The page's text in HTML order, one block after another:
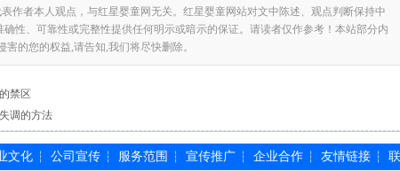
作者本人观点，与红星婴童网无关。红星婴童网站对文中陈述、观点判断保持中
确性、可靠性或完整性提供任何明示或暗示的保证。请读者仅作参考！本站部分内
害的您的权益,请告知,我们将尽快删除。
禁区
调的方法
文化 ┆ 公司宣传 ┆ 服务范围 ┆ 宣传推广 ┆ 企业合作 ┆ 友情链接 ┆